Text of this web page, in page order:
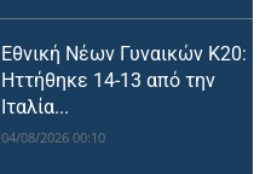
Εθνική Νέων Γυναικών Κ20:
Ηττήθηκε 14-13 από την
Ιταλία...
04/08/2026 00:10